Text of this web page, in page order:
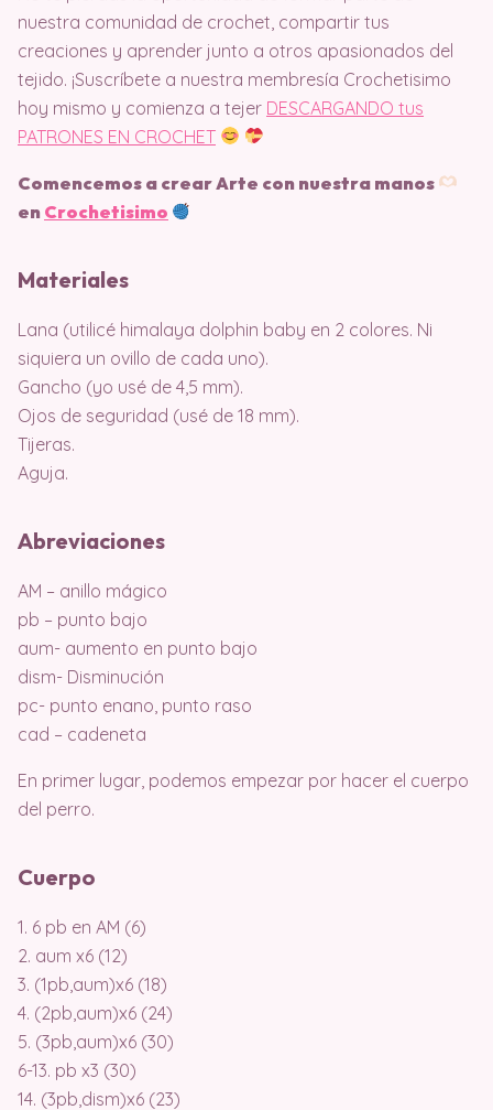
nuestra comunidad de crochet, compartir tus
creaciones y aprender junto a otros apasionados del
tejido. ¡Suscríbete a nuestra membresía Crochetisimo
hoy mismo y comienza a tejer DESCARGANDO tus
PATRONES EN CROCHET
Comencemos a crear Arte con nuestra manos
en Crochetisimo
Materiales
Lana (utilicé himalaya dolphin baby en 2 colores. Ni
siquiera un ovillo de cada uno).
Gancho (yo usé de 4,5 mm).
Ojos de seguridad (usé de 18 mm).
Tijeras.
Aguja.
Abreviaciones
AM – anillo mágico
pb – punto bajo
aum- aumento en punto bajo
dism- Disminución
pc- punto enano, punto raso
cad – cadeneta
En primer lugar, podemos empezar por hacer el cuerpo
del perro.
Cuerpo
1. 6 pb en AM (6)
2. aum x6 (12)
3. (1pb,aum)x6 (18)
4. (2pb,aum)x6 (24)
5. (3pb,aum)x6 (30)
6-13. pb x3 (30)
14. (3pb,dism)x6 (23)